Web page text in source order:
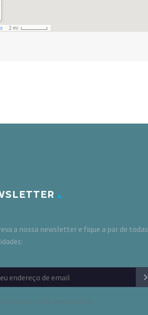
a nossa newsletter e fique a par de todas